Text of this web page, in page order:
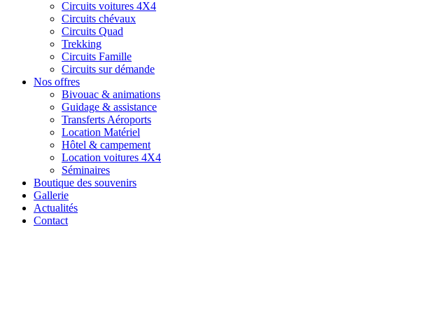
Circuits voitures 4X4
Circuits chévaux
Circuits Quad
Trekking
Circuits Famille
Circuits sur démande
Nos offres
Bivouac & animations
Guidage & assistance
Transferts Aéroports
Location Matériel
Hôtel & campement
Location voitures 4X4
Séminaires
Boutique des souvenirs
Gallerie
Actualités
Contact